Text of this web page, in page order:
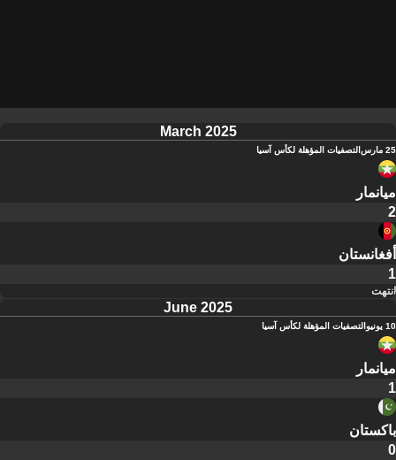
March 2025
25 مارس التصفيات المؤهلة لكأس آسيا
ميانمار
2
أفغانستان
1
انتهت
June 2025
10 يونيو التصفيات المؤهلة لكأس آسيا
ميانمار
1
باكستان
0